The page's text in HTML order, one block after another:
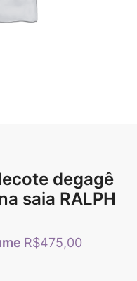
degagê
saia RALPH
R$475,00